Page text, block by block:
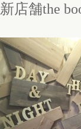
新店舗the